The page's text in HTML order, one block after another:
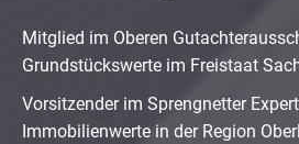
Mitglied im Oberen
Grundstückswerte im Freistaat
Vorsitzender im Sprengnetter
Immobilienwerte in der Region